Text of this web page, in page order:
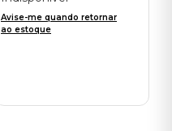
Avise-me quando retornar
ao estoque